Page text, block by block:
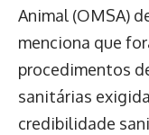
Animal (OMSA)
menciona que
procedimentos
sanitárias
credibilidade